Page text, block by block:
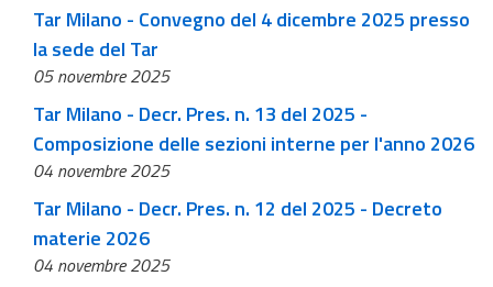
Tar Milano - Convegno del 4 dicembre 2025 presso
la sede del Tar
05 novembre 2025
Tar Milano - Decr. Pres. n. 13 del 2025 -
Composizione delle sezioni interne per l'anno 2026
04 novembre 2025
Tar Milano - Decr. Pres. n. 12 del 2025 - Decreto
materie 2026
04 novembre 2025